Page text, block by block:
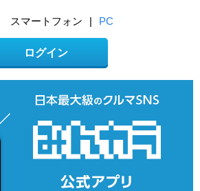
スマートフォン | PC
ログイン